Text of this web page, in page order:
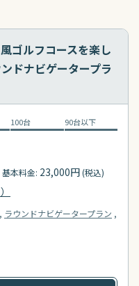
ゴルフコースを楽し
ドナビゲータープラ
100台 90台以下
基本料金: 23,000円(税込)
ラウンドナビゲータープラン